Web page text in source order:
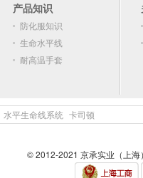
产品知识
防化服知识
生命水平线
耐高温手套
水平生命线系统 卡司顿
© 2012-2021 京承实业（上